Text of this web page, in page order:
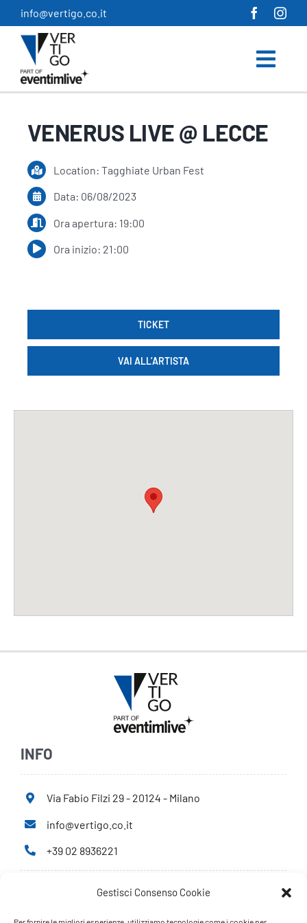
Gestisci Consenso Cookie
Salta
al
contenuto
info@vertigo.co.it
VENERUS LIVE @ LECCE
Location: Tagghiate Urban Fest
Data: 06/08/2023
Ora apertura: 19:00
Ora inizio: 21:00
TICKET
VAI ALL’ARTISTA
INFO
Via Fabio Filzi 29 - 20124 - Milano
info@vertigo.co.it
+39 02 8936221
Privacy Policy
Cookie Policy